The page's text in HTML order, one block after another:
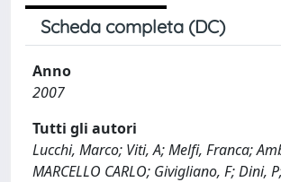
Scheda completa (DC)
Anno
2007
Tutti gli autori
Lucchi, Marco; Viti, A; Melfi, Franca;
MARCELLO CARLO; Givigliano, F; Dini,